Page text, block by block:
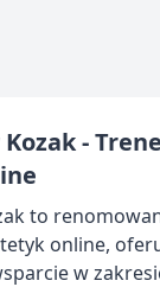
-
to
online,
w